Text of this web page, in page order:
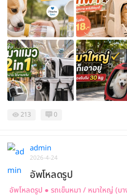
213 0
admin
2026-4-24
อัพโหลดรูป
อัพโหลดรูป ● รถเข็นหมา / หมาใหญ่ (บา